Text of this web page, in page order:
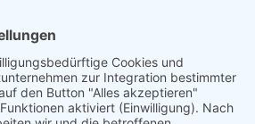
Allgemein